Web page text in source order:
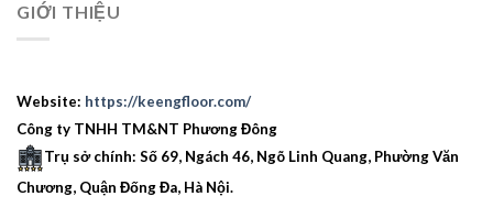
GIỚI THIỆU
Website: https://keengfloor.com/
Công ty TNHH TM&NT Phương Đông
Trụ sở chính: Số 69, Ngách 46, Ngõ Linh Quang, Phường Văn
Chương, Quận Đống Đa, Hà Nội.